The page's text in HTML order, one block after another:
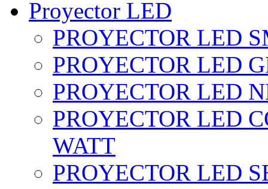
Proyector LED
PROYECTOR LED
PROYECTOR LED
PROYECTOR LED
PROYECTOR LED
WATT
PROYECTOR LED